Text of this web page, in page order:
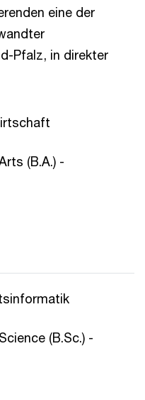
eine der
Pfalz, in direkter
(B.A.) -
(B.Sc.) -